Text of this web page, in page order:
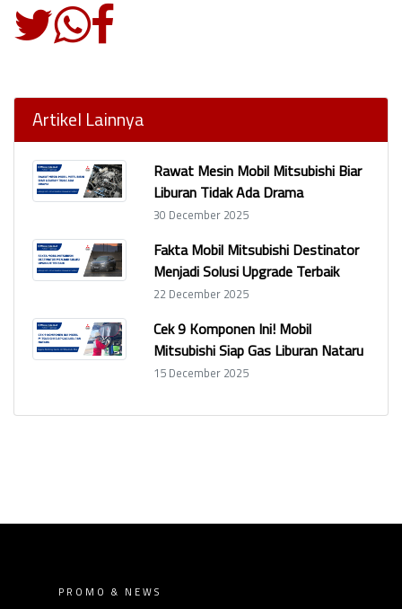
Artikel Lainnya
Rawat Mesin Mobil Mitsubishi Biar
Liburan Tidak Ada Drama
30 December 2025
Fakta Mobil Mitsubishi Destinator
Menjadi Solusi Upgrade Terbaik
22 December 2025
Cek 9 Komponen Ini! Mobil
Mitsubishi Siap Gas Liburan Nataru
15 December 2025
PROMO & NEWS